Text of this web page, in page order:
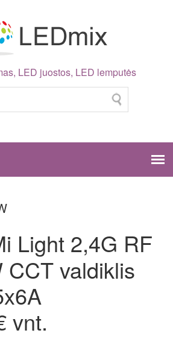
LED juostos, LED lemputės
Light 2,4G RF
CCT valdiklis
vnt.